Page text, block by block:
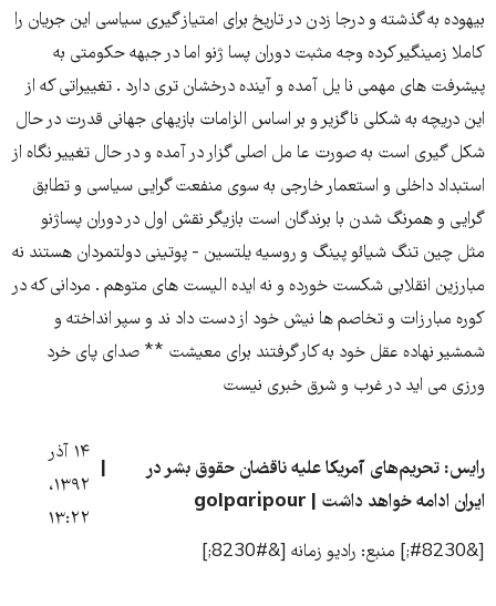
بیهوده به گذشته و درجا زدن در تاریخ برای امتیاز گیری سیاسی این جریان را
کاملا زمینگیر کرده وجه مثبت دوران پسا ژنو اما در جبهه حکومتی به
پیشرفت های مهمی نا یل آمده و آینده درخشان تری دارد . تغییراتی که از
این دریچه به شکلی ناگزیر و بر اساس الزامات بازیهای جهانی قدرت در حال
شکل گیری است به صورت عا مل اصلی گزار در آمده و در حال تغییر نگاه از
استبداد داخلی و استعمار خارجی به سوی منفعت گرایی سیاسی و تطابق
گرایی و همرنگ شدن با برندگان است بازیگر نقش اول در دوران پساژنو
مثل چین تنگ شیائو پینگ و روسیه یلتسین - پوتینی دولتمردان هستند نه
مبارزین انقلابی شکست خورده و نه ایده الیست های متوهم . مردانی که در
کوره مبارزات و تخاصم ها نیش خود از دست داد ند و سپر انداخته و
شمشیر نهاده عقل خود به کار گرفتند برای معیشت ** صدای پای خرد
ورزی می اید در غرب و شرق خبری نیست
رایس: تحریم‌های آمریکا علیه ناقضان حقوق بشر در
ایران ادامه خواهد داشت | golparipour
۱۴ آذر
۱۳۹۲،
۱۳:۲۲
[&#8230;] منبع: رادیو زمانه [&#8230;]